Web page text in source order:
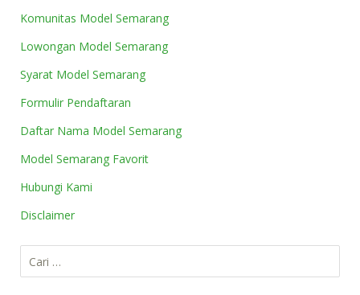
Komunitas Model Semarang
Lowongan Model Semarang
Syarat Model Semarang
Formulir Pendaftaran
Daftar Nama Model Semarang
Model Semarang Favorit
Hubungi Kami
Disclaimer
Cari
untuk: